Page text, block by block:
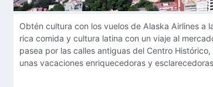
Obtén cultura con los vuelos de Alaska Airlines a
rica comida y cultura latina con un viaje al
pasea por las calles antiguas del Centro
unas vacaciones enriquecedoras y